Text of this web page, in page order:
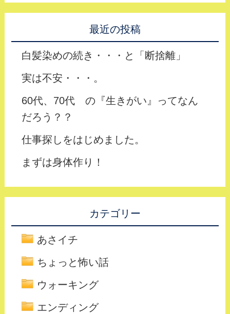
最近の投稿
白髪染めの続き・・・と「断捨離」
実は不安・・・。
60代、70代 の『生きがい』ってなん
だろう？？
仕事探しをはじめました。
まずは身体作り！
カテゴリー
あさイチ
ちょっと怖い話
ウォーキング
エンディング